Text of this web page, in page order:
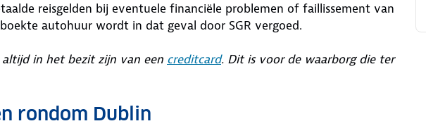
reisgelden bij eventuele financiële problemen of faillissement van
autohuur wordt in dat geval door SGR vergoed.
in het bezit zijn van een creditcard. Dit is voor de waarborg die ter
rondom Dublin